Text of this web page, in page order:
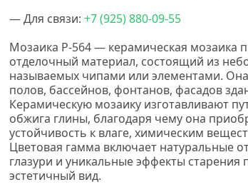
— Для связи: +7(925) 880-09-55
Мозаика P-564 — керамическая мозаика
отделочный материал, состоящий из
называемых чипами или элементами. Она
полов, бассейнов, фонтанов, фасадов
Керамическую мозаику изготавливают
обжига глины, благодаря чему она
устойчивость к влаге, химическим
Цветовая гамма включает натуральные
глазури и уникальные эффекты
эстетичный вид.